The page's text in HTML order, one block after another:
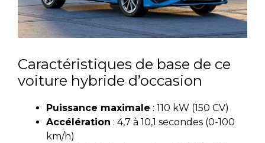
Caractéristiques de base de ce
voiture hybride d’occasion
Puissance maximale : 110 kW (150 CV)
Accélération : 4,7 à 10,1 secondes (0-100
km/h)